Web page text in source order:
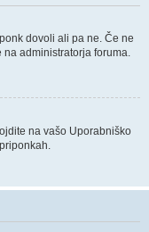
dovoli ali pa ne. Če ne
administratorja foruma.
na vašo Uporabniško